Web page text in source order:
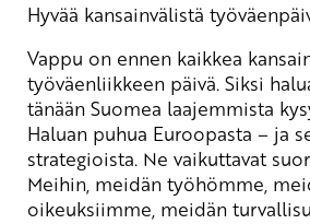
Hyvää kansainvälistä
Vappu on ennen kaikkea
työväenliikkeen päivä. Siksi
tänään Suomea laajemmista
Haluan puhua Euroopasta – ja
strategioista. Ne vaikuttavat
Meihin, meidän työhömme,
oikeuksiimme, meidän